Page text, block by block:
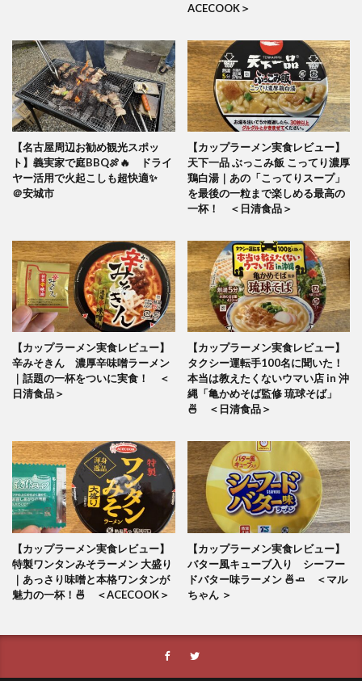
ACECOOK＞
【名古屋周辺お勧め観光スポッ
ト】義実家で庭BBQ🍖🔥 ドライ
ヤー活用で火起こしも超快適✨
＠安城市
【カップラーメン実食レビュー】
天下一品 ぶっこみ飯 こってり濃厚
鶏白湯｜あの「こってりスープ」
を最後の一粒まで楽しめる最高の
一杯！ ＜日清食品＞
【カップラーメン実食レビュー】
辛みそきん 濃厚辛味噌ラーメン
｜話題の一杯をついに実食！ ＜
日清食品＞
【カップラーメン実食レビュー】
タクシー運転手100名に聞いた！
本当は教えたくないウマい店 in 沖
縄「亀かめそば監修 琉球そば」
🍜 ＜日清食品＞
【カップラーメン実食レビュー】
特製ワンタンみそラーメン 大盛り
｜あっさり味噌と本格ワンタンが
魅力の一杯！🍜 ＜ACECOOK＞
【カップラーメン実食レビュー】
バター風キューブ入り シーフー
ドバター味ラーメン 🍜🧈 ＜マル
ちゃん ＞